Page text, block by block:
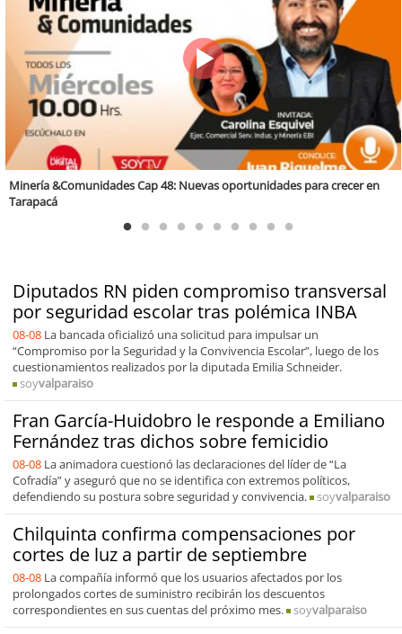
Valparaíso Región Sostenible Cap. 83: Calidad, ética y sostenibilidad
Diputados RN piden compromiso transversal
por seguridad escolar tras polémica INBA
08-08 La bancada oficializó una solicitud para impulsar un
“Compromiso por la Seguridad y la Convivencia Escolar”, luego de los
cuestionamientos realizados por la diputada Emilia Schneider.
soyvalparaiso
Fran García-Huidobro le responde a Emiliano
Fernández tras dichos sobre femicidio
08-08 La animadora cuestionó las declaraciones del líder de “La
Cofradía” y aseguró que no se identifica con extremos políticos,
defendiendo su postura sobre seguridad y convivencia.
soyvalparaiso
Chilquinta confirma compensaciones por
cortes de luz a partir de septiembre
08-08 La compañía informó que los usuarios afectados por los
prolongados cortes de suministro recibirán los descuentos
correspondientes en sus cuentas del próximo mes.
soyvalparaiso